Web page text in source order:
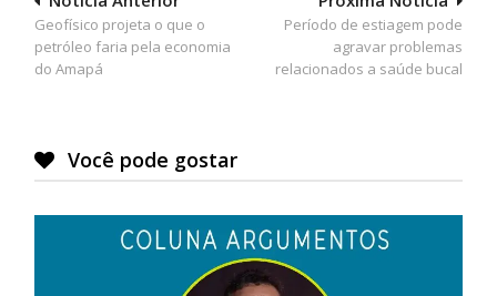
de
Post
Período de estiagem pode
agravar problemas
relacionados a saúde bucal
Geofísico projeta o que o
petróleo faria pela economia
do Amapá
Você pode gostar